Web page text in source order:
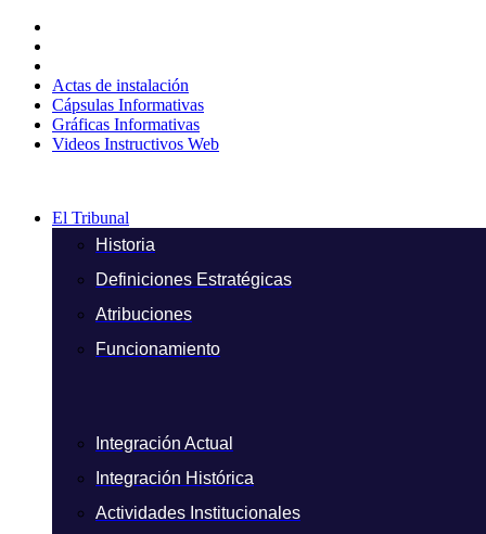
contenido
Actas de instalación
Cápsulas Informativas
Gráficas Informativas
Videos Instructivos Web
El Tribunal
Historia
Definiciones Estratégicas
Atribuciones
Funcionamiento
Integración Actual
Integración Histórica
Actividades Institucionales